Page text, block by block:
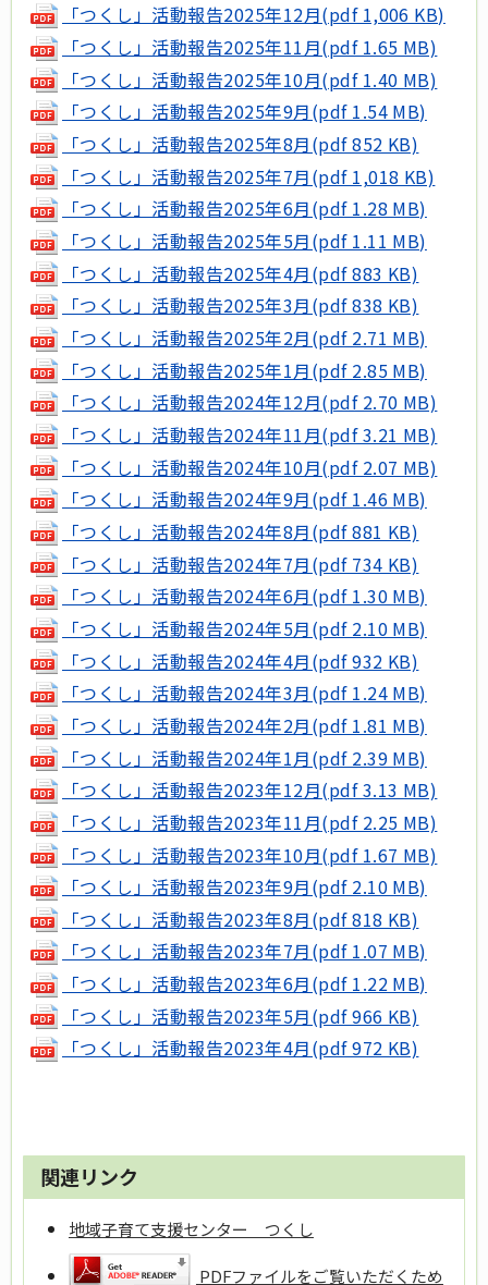
「つくし」活動報告2025年12月(pdf 1,006 KB)
「つくし」活動報告2025年11月(pdf 1.65 MB)
「つくし」活動報告2025年10月(pdf 1.40 MB)
「つくし」活動報告2025年9月(pdf 1.54 MB)
「つくし」活動報告2025年8月(pdf 852 KB)
「つくし」活動報告2025年7月(pdf 1,018 KB)
「つくし」活動報告2025年6月(pdf 1.28 MB)
「つくし」活動報告2025年5月(pdf 1.11 MB)
「つくし」活動報告2025年4月(pdf 883 KB)
「つくし」活動報告2025年3月(pdf 838 KB)
「つくし」活動報告2025年2月(pdf 2.71 MB)
「つくし」活動報告2025年1月(pdf 2.85 MB)
「つくし」活動報告2024年12月(pdf 2.70 MB)
「つくし」活動報告2024年11月(pdf 3.21 MB)
「つくし」活動報告2024年10月(pdf 2.07 MB)
「つくし」活動報告2024年9月(pdf 1.46 MB)
「つくし」活動報告2024年8月(pdf 881 KB)
「つくし」活動報告2024年7月(pdf 734 KB)
「つくし」活動報告2024年6月(pdf 1.30 MB)
「つくし」活動報告2024年5月(pdf 2.10 MB)
「つくし」活動報告2024年4月(pdf 932 KB)
「つくし」活動報告2024年3月(pdf 1.24 MB)
「つくし」活動報告2024年2月(pdf 1.81 MB)
「つくし」活動報告2024年1月(pdf 2.39 MB)
「つくし」活動報告2023年12月(pdf 3.13 MB)
「つくし」活動報告2023年11月(pdf 2.25 MB)
「つくし」活動報告2023年10月(pdf 1.67 MB)
「つくし」活動報告2023年9月(pdf 2.10 MB)
「つくし」活動報告2023年8月(pdf 818 KB)
「つくし」活動報告2023年7月(pdf 1.07 MB)
「つくし」活動報告2023年6月(pdf 1.22 MB)
「つくし」活動報告2023年5月(pdf 966 KB)
「つくし」活動報告2023年4月(pdf 972 KB)
関連リンク
地域子育て支援センター つくし
PDFファイルをご覧いただくため